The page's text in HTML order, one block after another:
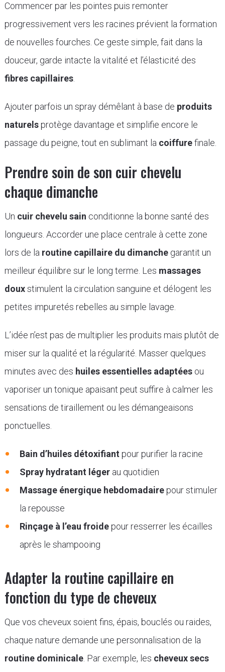
Commencer par les pointes puis remonter
progressivement vers les racines prévient la formation
de nouvelles fourches. Ce geste simple, fait dans la
douceur, garde intacte la vitalité et l’élasticité des
fibres capillaires.
Ajouter parfois un spray démêlant à base de produits
naturelsprotège davantage et simplifie encore le
passage du peigne, tout en sublimant la coiffurefinale.
Prendre soin de son cuir chevelu
chaque dimanche
Un cuir chevelu sain conditionne la bonne santé des
longueurs. Accorder une place centrale à cette zone
lors de la routine capillaire du dimanchegarantit un
meilleur équilibre sur le long terme. Les massages
douxstimulent la circulation sanguine et délogent les
petites impuretés rebelles au simple lavage.
L’idée n’est pas de multiplier les produits mais plutôt de
miser sur la qualité et la régularité. Masser quelques
minutes avec des huiles essentielles adaptéesou
vaporiser un tonique apaisant peut suffire à calmer les
sensations de tiraillement ou les démangeaisons
ponctuelles.
Bain d’huiles détoxifiant pour purifier la racine
Spray hydratant légerau quotidien
Massage énergique hebdomadairepour stimuler
la repousse
Rinçage à l’eau froidepour resserrer les écailles
après le shampooing
Adapter la routine capillaire en
fonction du type de cheveux
Que vos cheveux soient fins, épais, bouclés ou raides,
chaque nature demande une personnalisation de la
routine dominicale. Par exemple, les cheveux secs